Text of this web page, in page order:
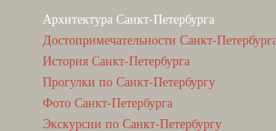
Архитектура Санкт-Петербурга
Достопримечательности Санкт-
История Санкт-Петербурга
Прогулки по Санкт-Петербургу
Фото Санкт-Петербурга
Экскурсии по Санкт-Петербургу